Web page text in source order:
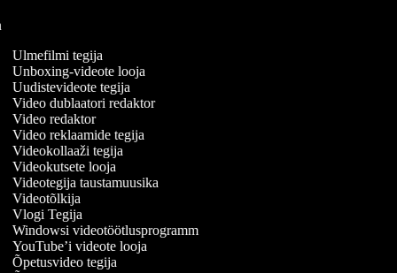
Ulmefilmi tegija
Unboxing-videote looja
Uudistevideote tegija
Video dublaatori redaktor
Video redaktor
Video reklaamide tegija
Videokollaaži tegija
Videokutsete looja
Videotegija taustamuusika
Videotõlkija
Vlogi Tegija
Windowsi videotöötlusprogramm
YouTube’i videote looja
Õpetusvideo tegija